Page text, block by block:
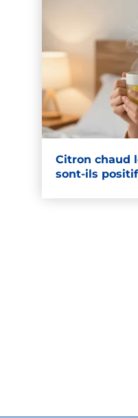
Citron chaud
sont-ils